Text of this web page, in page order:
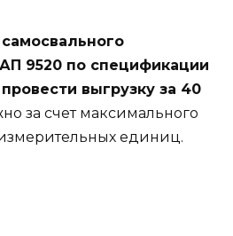
9520 по спецификации
выгрузку за 40
за счет максимального
единиц.